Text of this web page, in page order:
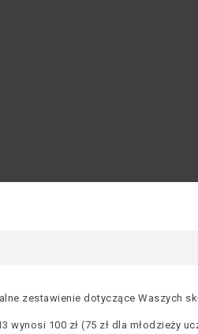
zestawienie dotyczące Waszych
100 zł (75 zł dla młodzieży